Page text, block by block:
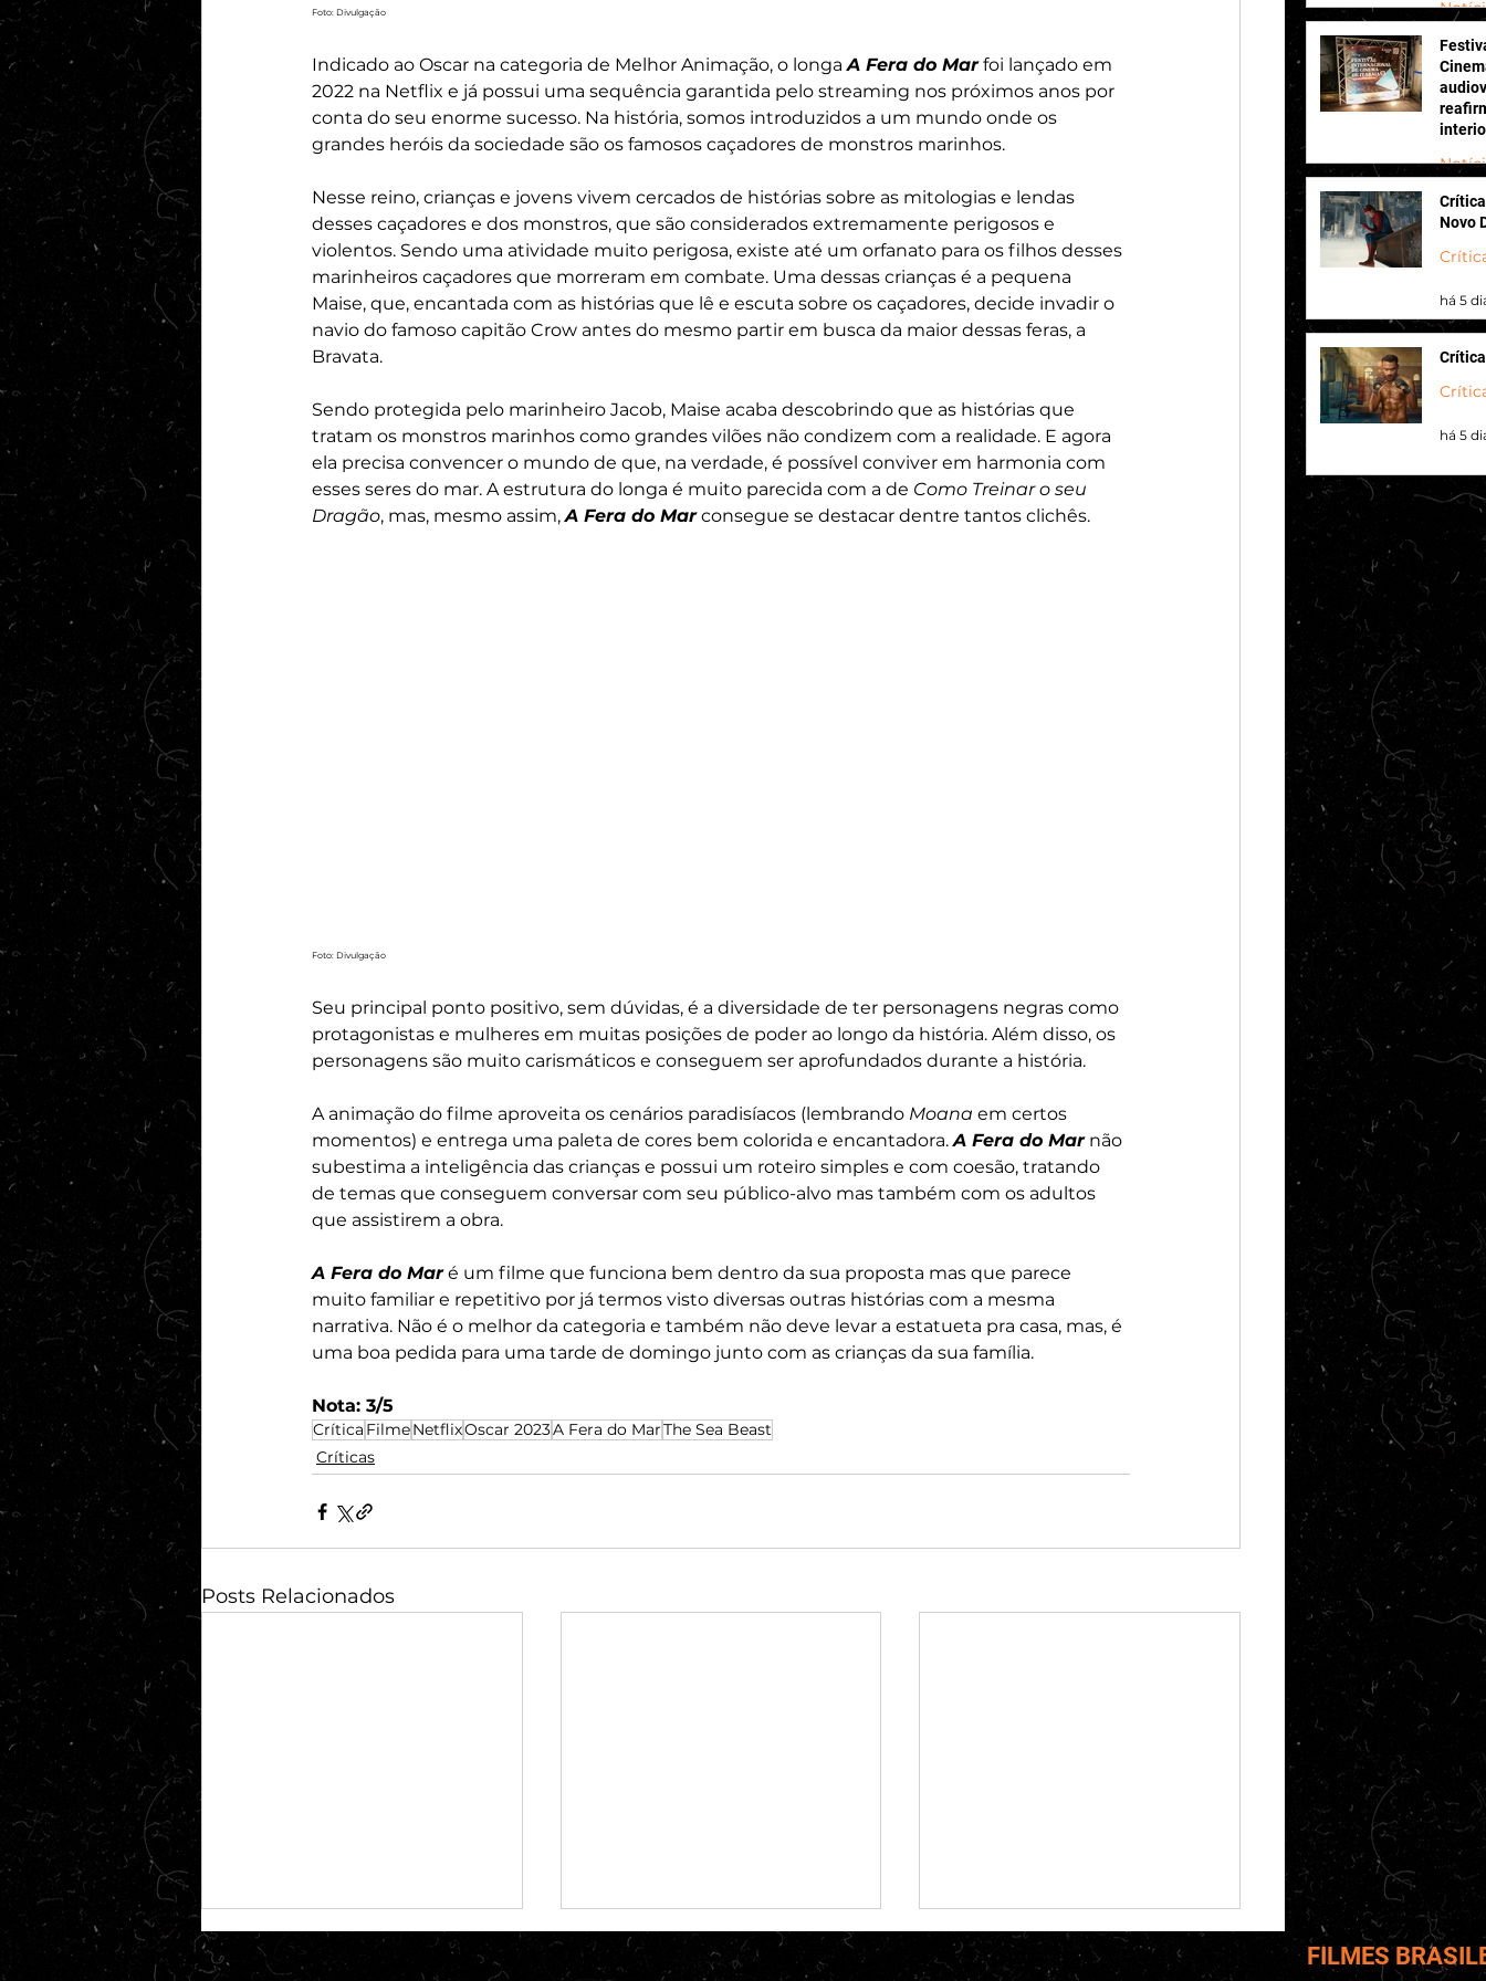
Foto: Divulgação
Indicado ao Oscar na categoria de Melhor Animação, o longa A Fera do Mar foi lançado em
2022 na Netflix e já possui uma sequência garantida pelo streaming nos próximos anos por
conta do seu enorme sucesso. Na história, somos introduzidos a um mundo onde os
grandes heróis da sociedade são os famosos caçadores de monstros marinhos.
Nesse reino, crianças e jovens vivem cercados de histórias sobre as mitologias e lendas
desses caçadores e dos monstros, que são considerados extremamente perigosos e
violentos. Sendo uma atividade muito perigosa, existe até um orfanato para os filhos desses
marinheiros caçadores que morreram em combate. Uma dessas crianças é a pequena
Maise, que, encantada com as histórias que lê e escuta sobre os caçadores, decide invadir o
navio do famoso capitão Crow antes do mesmo partir em busca da maior dessas feras, a
Bravata.
Sendo protegida pelo marinheiro Jacob, Maise acaba descobrindo que as histórias que
tratam os monstros marinhos como grandes vilões não condizem com a realidade. E agora
ela precisa convencer o mundo de que, na verdade, é possível conviver em harmonia com
esses seres do mar. A estrutura do longa é muito parecida com a de Como Treinar o seu
Dragão, mas, mesmo assim, A Fera do Mar consegue se destacar dentre tantos clichês.
Foto: Divulgação
Seu principal ponto positivo, sem dúvidas, é a diversidade de ter personagens negras como
protagonistas e mulheres em muitas posições de poder ao longo da história. Além disso, os
personagens são muito carismáticos e conseguem ser aprofundados durante a história.
A animação do filme aproveita os cenários paradisíacos (lembrando Moana em certos
momentos) e entrega uma paleta de cores bem colorida e encantadora. A Fera do Mar não
subestima a inteligência das crianças e possui um roteiro simples e com coesão, tratando
de temas que conseguem conversar com seu público-alvo mas também com os adultos
que assistirem a obra.
A Fera do Mar é um filme que funciona bem dentro da sua proposta mas que parece
muito familiar e repetitivo por já termos visto diversas outras histórias com a mesma
narrativa. Não é o melhor da categoria e também não deve levar a estatueta pra casa, mas, é
uma boa pedida para uma tarde de domingo junto com as crianças da sua família.
Nota: 3/5
Crítica FilmeNetflixOscar 2023A Fera do MarThe Sea Beast
Críticas
Posts Relacionados
há 2
há 2
Novo
há 5
há 5
FILMES